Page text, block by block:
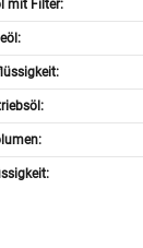
mit Filter: